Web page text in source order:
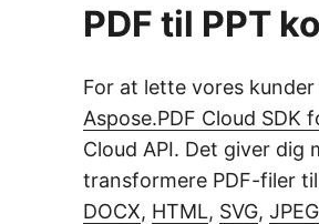
PDF til PPT
For at lette vores
Aspose.PDF Cloud SDK
Cloud API. Det giver dig
transformere PDF-filer
DOCX, HTML, SVG, JPEG